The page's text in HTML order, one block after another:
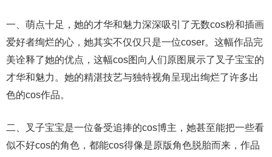
一、萌点十足，她的才华和魅力深深吸引了无数cos粉和插画
爱好者绚烂的心，她其实不仅仅只是一位coser。这幅作品完
美诠释了她的优点，这幅cos图向人们原图展示了叉子宝宝的
才华和魅力。她的精湛技艺与独特视角呈现出绚烂了许多出
色的cos作品。
二、叉子宝宝是一位备受追捧的cos博主，她甚至能把一些看
似不好cos的角色，都能cos得像是原版角色脱胎而来，作品